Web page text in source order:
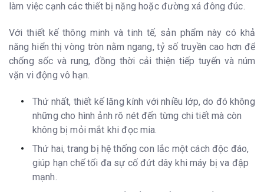
làm việc cạnh các thiết bị nặng hoặc đường xá đông đúc.
Với thiết kế thông minh và tinh tế, sản phẩm này có khả
năng hiển thị vòng tròn nằm ngang, tỷ số truyền cao hơn để
chống sốc và rung, đồng thời cải thiện tiếp tuyến và núm
vặn vi động vô hạn.
Thứ nhất, thiết kế lăng kính với nhiều lớp, do đó không
những cho hình ảnh rõ nét đến từng chi tiết mà còn
không bị mỏi mắt khi đọc mia.
Thứ hai, trang bị hệ thống con lắc một cách độc đáo,
giúp hạn chế tối đa sự cố đứt dây khi máy bị va đập
mạnh.